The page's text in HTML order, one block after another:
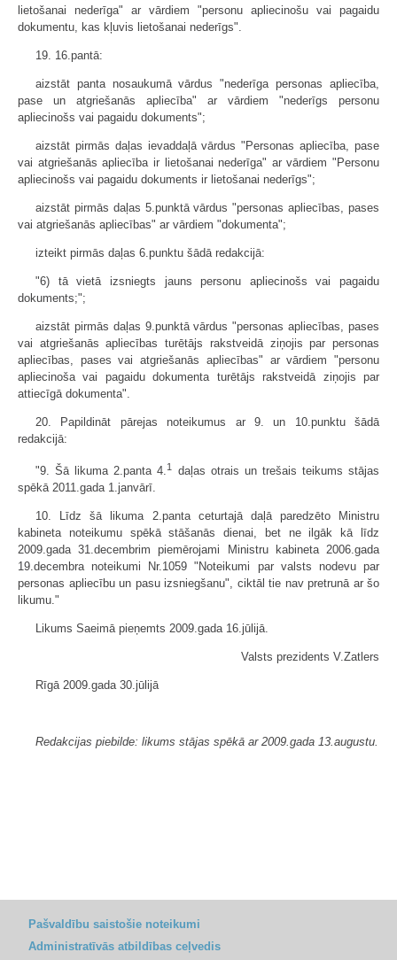
lietošanai nederīga" ar vārdiem "personu apliecinošu vai pagaidu
dokumentu, kas kļuvis lietošanai nederīgs".
19. 16.pantā:
aizstāt panta nosaukumā vārdus "nederīga personas apliecība,
pase un atgriešanās apliecība" ar vārdiem "nederīgs personu
apliecinošs vai pagaidu dokuments";
aizstāt pirmās daļas ievaddaļā vārdus "Personas apliecība, pase
vai atgriešanās apliecība ir lietošanai nederīga" ar vārdiem "Personu
apliecinošs vai pagaidu dokuments ir lietošanai nederīgs";
aizstāt pirmās daļas 5.punktā vārdus "personas apliecības, pases
vai atgriešanās apliecības" ar vārdiem "dokumenta";
izteikt pirmās daļas 6.punktu šādā redakcijā:
"6) tā vietā izsniegts jauns personu apliecinošs vai pagaidu
dokuments;";
aizstāt pirmās daļas 9.punktā vārdus "personas apliecības, pases
vai atgriešanās apliecības turētājs rakstveidā ziņojis par personas
apliecības, pases vai atgriešanās apliecības" ar vārdiem "personu
apliecinoša vai pagaidu dokumenta turētājs rakstveidā ziņojis par
attiecīgā dokumenta".
20. Papildināt pārejas noteikumus ar 9. un 10.punktu šādā
redakcijā:
"9. Šā likuma 2.panta 4.1
daļas otrais un trešais teikums stājas
spēkā 2011.gada 1.janvārī.
10. Līdz šā likuma 2.panta ceturtajā daļā paredzēto Ministru
kabineta noteikumu spēkā stāšanās dienai, bet ne ilgāk kā līdz
2009.gada 31.decembrim piemērojami Ministru kabineta 2006.gada
19.decembra noteikumi Nr.1059 "Noteikumi par valsts nodevu par
personas apliecību un pasu izsniegšanu", ciktāl tie nav pretrunā ar šo
likumu."
Likums Saeimā pieņemts 2009.gada 16.jūlijā.
Valsts prezidents V.Zatlers
Rīgā 2009.gada 30.jūlijā
Redakcijas piebilde: likums stājas spēkā ar 2009.gada 13.augustu.
Pašvaldību saistošie noteikumi
Administratīvās atbildības ceļvedis